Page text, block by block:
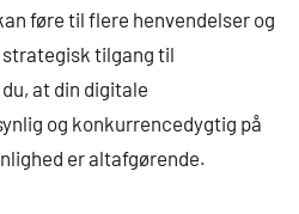
føre til flere henvendelser og
tilgang til
at din digitale
og konkurrencedygtig på
er altafgørende.